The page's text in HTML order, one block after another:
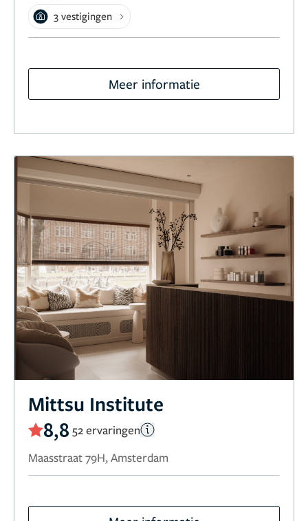
3 vestigingen
Meer informatie
Mittsu Institute
8,8 52 ervaringen
Maasstraat 79H, Amsterdam